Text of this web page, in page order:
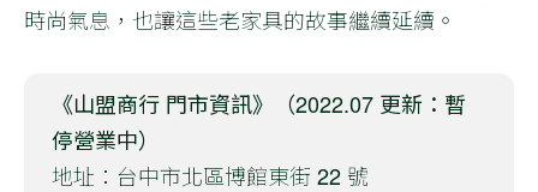
時尚氣息，也讓這些老家具的故事繼續延續。
《山盟商行 門市資訊》（2022.07 更新：暫
停營業中）
地址：台中市北區博館東街 22 號